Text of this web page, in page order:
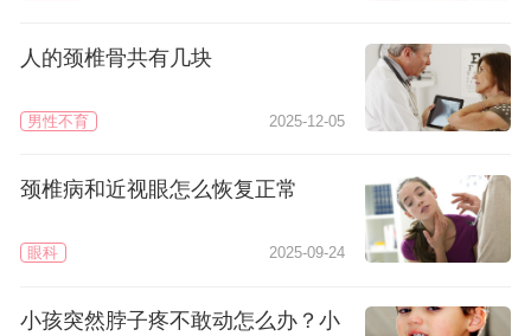
人的颈椎骨共有几块
男性不育 2025-12-05
颈椎病和近视眼怎么恢复正常
眼科 2025-09-24
小孩突然脖子疼不敢动怎么办？小